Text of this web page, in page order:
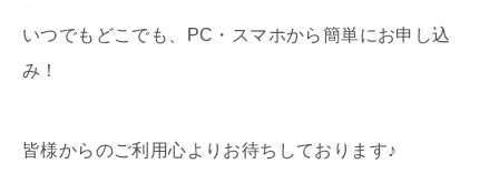
いつでもどこでも、PC・スマホから簡単にお申し込
み！
皆様からのご利用心よりお待ちしております♪